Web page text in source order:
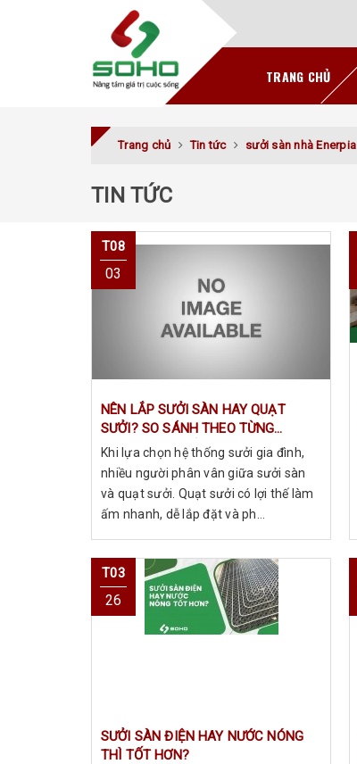
TRANG CHỦ
Trang chủ Tin tức sưởi sàn nhà Enerpia
TIN TỨC
T08
03
NÊN LẮP SƯỞI SÀN HAY QUẠT
SƯỞI? SO SÁNH THEO TỪNG
KHÔNG GIAN SỬ DỤNG
Khi lựa chọn hệ thống sưởi gia đình,
nhiều người phân vân giữa sưởi sàn
và quạt sưởi. Quạt sưởi có lợi thế làm
ấm nhanh, dễ lắp đặt và ph...
T03
26
SƯỞI SÀN ĐIỆN HAY NƯỚC NÓNG
THÌ TỐT HƠN?